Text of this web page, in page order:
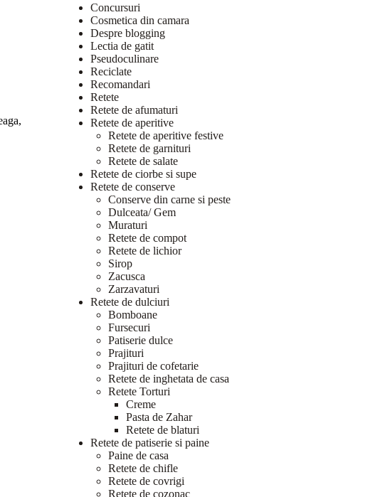
Concursuri
Cosmetica din camara
Despre blogging
Lectia de gatit
Pseudoculinare
Reciclate
Recomandari
Retete
Retete de afumaturi
Retete de aperitive
Retete de aperitive festive
Retete de garnituri
Retete de salate
Retete de ciorbe si supe
Retete de conserve
Conserve din carne si peste
Dulceata/ Gem
Muraturi
Retete de compot
Retete de lichior
Sirop
Zacusca
Zarzavaturi
Retete de dulciuri
Bomboane
Fursecuri
Patiserie dulce
Prajituri
Prajituri de cofetarie
Retete de inghetata de casa
Retete Torturi
Creme
Pasta de Zahar
Retete de blaturi
Retete de patiserie si paine
Paine de casa
Retete de chifle
Retete de covrigi
Retete de cozonac